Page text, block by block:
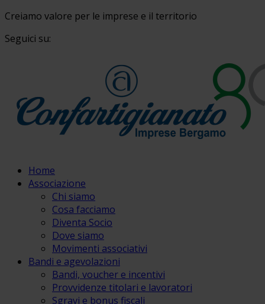
Creiamo valore per le imprese e il territorio
Seguici su:
Home
Associazione
Chi siamo
Cosa facciamo
Diventa Socio
Dove siamo
Movimenti associativi
Bandi e agevolazioni
Bandi, voucher e incentivi
Provvidenze titolari e lavoratori
Sgravi e bonus fiscali